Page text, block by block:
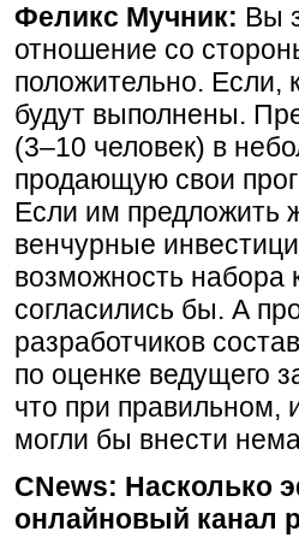
Феликс Мучник: Вы
отношение со
положительно. Если,
будут выполнены.
(3–10 человек) в
продающую свои
Если им предложить
венчурные
возможность
согласились бы. А
разработчиков
по оценке ведущего
что при правильном,
могли бы внести
CNews: Насколько
онлайновый канал